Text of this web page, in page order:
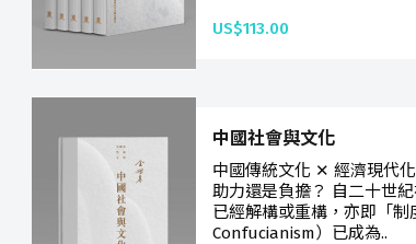
US$113.00
中國社會與文化
中國傳統文化 ✕ 經濟現代
助力還是負擔？ 自二十世
已經解構或重構，亦即「
Confucianism）已成為..